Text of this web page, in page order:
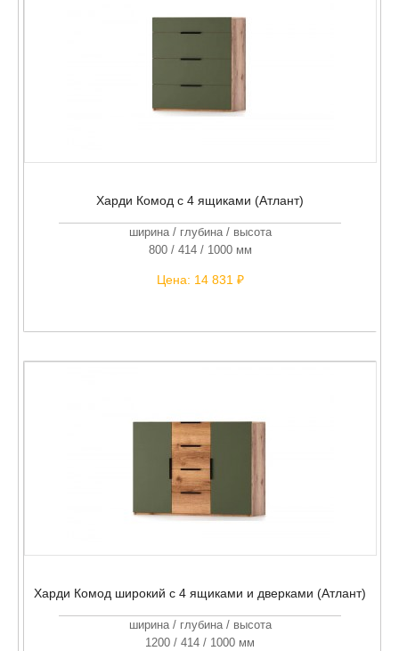
Харди Комод с 4 ящиками (Атлант)
ширина / глубина / высота
800 / 414 / 1000 мм
Цена: 14 831 ₽
Харди Комод широкий с 4 ящиками и дверками (Атлант)
ширина / глубина / высота
1200 / 414 / 1000 мм